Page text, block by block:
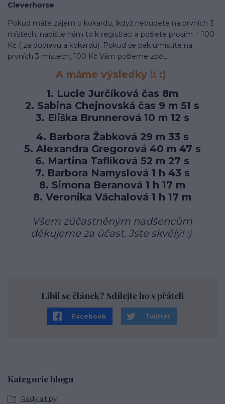
Kategorie blogu
Rady a tipy
Cleverhorse
Pokud máte zájem o kokardu, ikdyž nebudete na prvních 3
místech, napište nám to k registraci a pošlete prosím + 100
Kč ( za dopravu a kokardu). Pokud se pak umístíte na
prvních 3 místech, 100 Kč Vám pošleme zpět.
A máme výsledky !! :)
1. Lucie Jurčíková čas 8m
2. Sabina Chejnovská čas 9 m 51 s
3. Eliška Brunnerová 10 m 12 s
4. Barbora Žabková 29 m 33 s
5. Alexandra Gregorová 40 m 47 s
6. Martina Taflíková 52 m 27 s
7. Barbora Namyslová 1 h 43 s
8. Simona Beranová 1 h 17 m
8. Veronika Váchalová 1 h 17 m
Všem zúčastněným nadšencům
děkujeme za účast. Jste skvělý! :)
Líbil se článek? Sdílejte ho s přáteli
Facebook Twitter